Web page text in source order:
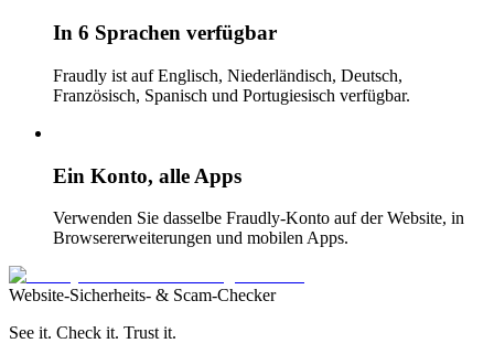
In 6 Sprachen verfügbar
Fraudly ist auf Englisch, Niederländisch, Deutsch,
Französisch, Spanisch und Portugiesisch verfügbar.
Ein Konto, alle Apps
Verwenden Sie dasselbe Fraudly-Konto auf der Website, in
Browsererweiterungen und mobilen Apps.
Website-Sicherheits- & Scam-Checker
See it. Check it. Trust it.